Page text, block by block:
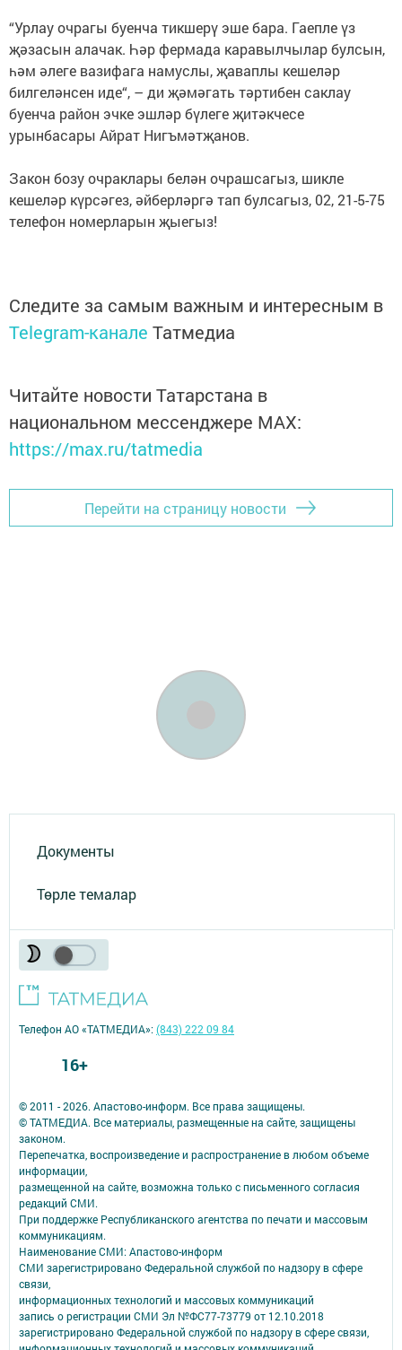
“Урлау очрагы буенча тикшерү эше бара. Гаепле үз
җәзасын алачак. Һәр фермада каравылчылар булсын,
һәм әлеге вазифага намуслы, җаваплы кешеләр
билгеләнсен иде“, – ди җәмәгать тәртибен саклау
буенча район эчке эшләр бүлеге җитәкчесе
урынбасары Айрат Нигъмәтҗанов.
Закон бозу очраклары белән очрашсагыз, шикле
кешеләр күрсәгез, әйберләргә тап булсагыз, 02, 21-5-75
телефон номерларын җыегыз!
Следите за самым важным и интересным в
Telegram-канале Татмедиа
Читайте новости Татарстана в
национальном мессенджере MАХ:
https://max.ru/tatmedia
Перейти на страницу новости
Документы
Төрле темалар
© 2011 - 2026. Апастово-информ. Все права защищены.
© ТАТМЕДИА. Все материалы, размещенные на сайте, защищены
законом.
Перепечатка, воспроизведение и распространение в любом объеме
информации,
размещенной на сайте, возможна только с письменного согласия
редакций СМИ.
При поддержке Республиканского агентства по печати и массовым
коммуникациям.
Наименование СМИ: Апастово-информ
СМИ зарегистрировано Федеральной службой по надзору в сфере
связи,
информационных технологий и массовых коммуникаций
запись о регистрации СМИ Эл №ФС77-73779 от 12.10.2018
зарегистрировано Федеральной службой по надзору в сфере связи,
Телефон АО «ТАТМЕДИА»:(843) 222 09 84
16+